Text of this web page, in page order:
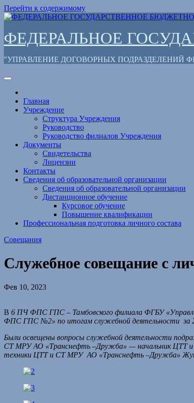
Перейти к содержимому
ФЕДЕРАЛЬНОЕ
"УПРАВЛЕНИЕ ДОГОВОРНЫХ
Главная
Учреждение
Структура Учреждения
Руководство
Руководство филиалов Учреждения
Документы
Свидетельства
Лицензии
Контакты
Сведения об образовательной организации
Сведения об образовательной организации
Дистанционное обучение
Курсовое обучение
Повышение квалификации
Профессиональная подготовка личного состава
Совещания
Служебное совещание с
Фев 10, 2023
В 6 ПЧ ФПС ГПС – Тамбовского филиала ФГБУ
ФПС ГПС №2» по итогам служебной деятельности за
Были освещены вопросы служебной деятельности
СТ МРУ АО «Транснефть –Дружба» — начальник ЦТТ
техники ЦТТ и СТ МРУ АО «Транснефть –Дружба»